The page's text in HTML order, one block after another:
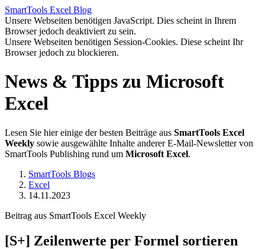
SmartTools Excel Blog
Unsere Webseiten benötigen JavaScript. Dies scheint in Ihrem
Browser jedoch deaktiviert zu sein.
Unsere Webseiten benötigen Session-Cookies. Diese scheint Ihr
Browser jedoch zu blockieren.
News & Tipps zu Microsoft
Excel
Lesen Sie hier einige der besten Beiträge aus SmartTools Excel
Weekly sowie ausgewählte Inhalte anderer E-Mail-Newsletter von
SmartTools Publishing rund um Microsoft Excel.
SmartTools Blogs
Excel
14.11.2023
Beitrag aus SmartTools Excel Weekly
[S+] Zeilenwerte per Formel sortieren